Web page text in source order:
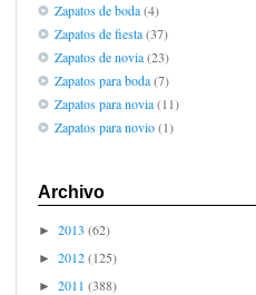
Zapatos de boda(4)
Zapatos de fiesta(37)
Zapatos de novia(23)
Zapatos para boda(7)
Zapatos para novia(11)
Zapatos para novio(1)
Archivo
► 2013 (62)
► 2012(125)
► 2011 (388)